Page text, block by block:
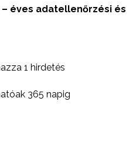
éves adatellenőrzési és
1 hirdetés
365 napig